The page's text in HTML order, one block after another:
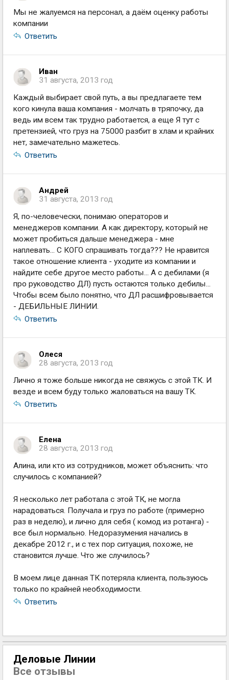
Мы не жалуемся на персонал, а даём оценку работы
компании
Ответить
Иван
31 августа, 2013 год
Каждый выбирает свой путь, а вы предлагаете тем
кого кинула ваша компания - молчать в тряпочку, да
ведь им всем так трудно работается, а еще Я тут с
претензией, что груз на 75000 разбит в хлам и крайних
нет, замечательно мажетесь.
Ответить
Андрей
31 августа, 2013 год
Я, по-человечески, понимаю операторов и
менеджеров компании. А как директору, который не
может пробиться дальше менеджера - мне
наплевать... С КОГО спрашивать тогда??? Не нравится
такое отношение клиента - уходите из компании и
найдите себе другое место работы... А с дебилами (я
про руководство ДЛ) пусть остаются только дебилы...
Чтобы всем было понятно, что ДЛ расшифровывается
- ДЕБИЛЬНЫЕ ЛИНИИ.
Ответить
Олеся
28 августа, 2013 год
Лично я тоже больше никогда не свяжусь с этой ТК. И
везде и всем буду только жаловаться на вашу ТК.
Ответить
Елена
28 августа, 2013 год
Алина, или кто из сотрудников, может объяснить: что
случилось с компанией?
Я несколько лет работала с этой ТК, не могла
нарадоваться. Получала и груз по работе (примерно
раз в неделю), и лично для себя ( комод из ротанга) -
все был нормально. Недоразумения начались в
декабре 2012 г., и с тех пор ситуация, похоже, не
становится лучше. Что же случилось?
В моем лице данная ТК потеряла клиента, пользуюсь
только по крайней необходимости.
Ответить
Деловые Линии
Все отзывы